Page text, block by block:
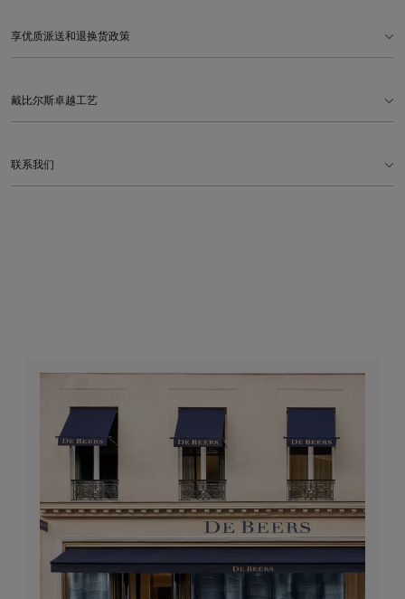
享优质派送和退换货政策
戴比尔斯卓越工艺
联系我们